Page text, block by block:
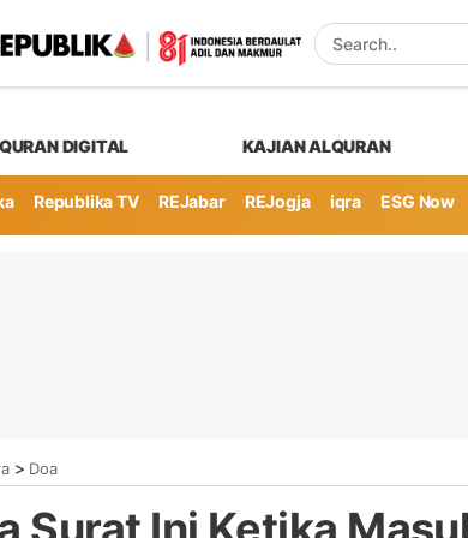
DIGITAL KAJIAN ALQURAN
Republika TV REJabar REJogja iqra ESG Now
> Doa